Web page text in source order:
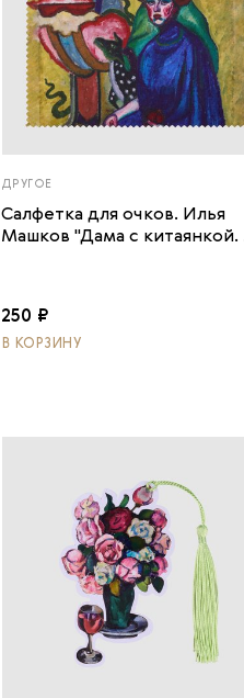
ДРУГОЕ
Салфетка для очков. Илья
Машков "Дама с китаянкой.
250 ₽
В КОРЗИНУ